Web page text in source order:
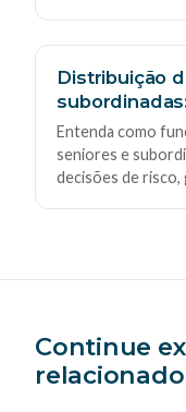
Distribuição
Entenda como
seniores e
decisões de risco,
Continue